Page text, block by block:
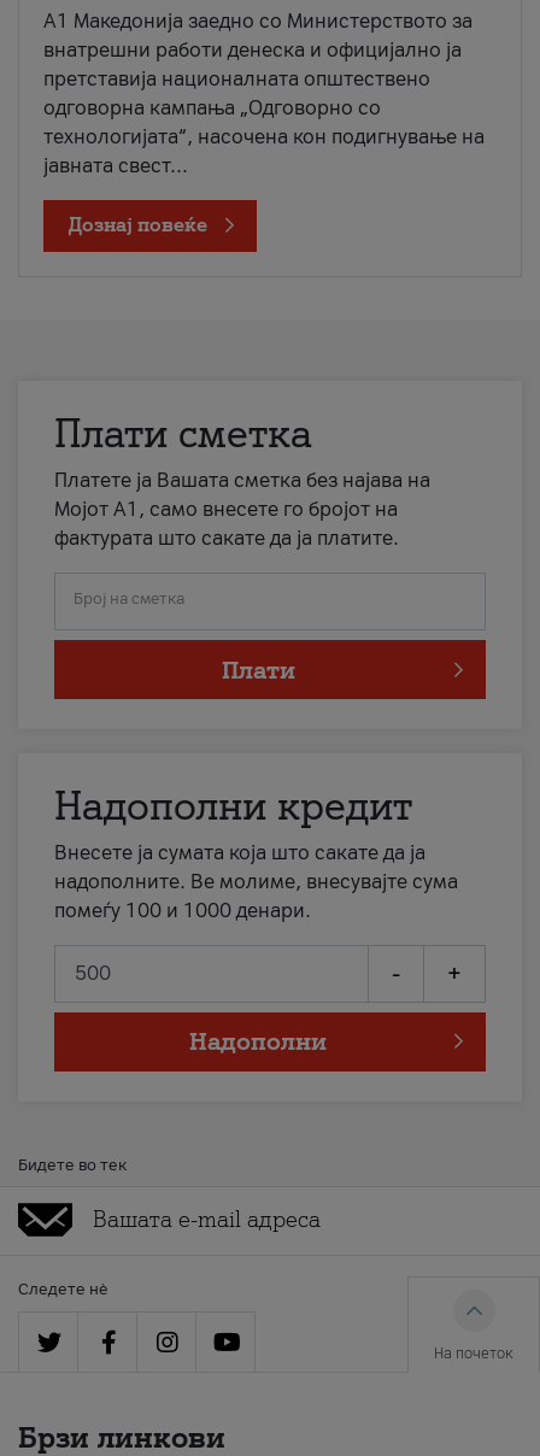
A1 Македонија заедно со Министерството за
внатрешни работи денеска и официјално ја
претставија националната општествено
одговорна кампања „Одговорно со
технологијата“, насочена кон подигнување на
јавната свест...
Дознај повеќе
Плати сметка
Платете ја Вашата сметка без најава на
Мојот А1, само внесете го бројот на
фактурата што сакате да ја платите.
Број на сметка
Плати
Надополни кредит
Внесете ја сумата која што сакате да ја
надополните. Ве молиме, внесувајте сума
помеѓу 100 и 1000 денари.
- +
Надополни
Бидете во тек
Следете нè
На почеток
Брзи линкови